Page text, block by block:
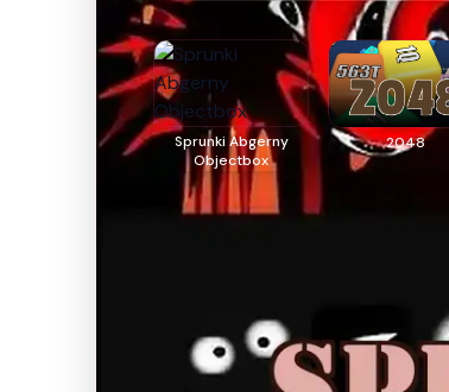
Sprunki Abgerny
Objectbox
2048